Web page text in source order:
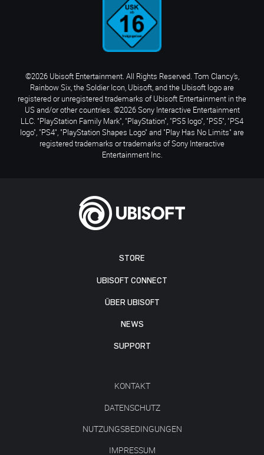
STORE
UBISOFT CONNECT
ÜBER UBISOFT
NEWS
SUPPORT
KONTAKT
DATENSCHUTZ
NUTZUNGSBEDINGUNGEN
IMPRESSUM
©2026 Ubisoft Entertainment. All Rights Reserved. Tom Clancy’s,
Rainbow Six, the Soldier Icon, Ubisoft, and the Ubisoft logo are
registered or unregistered trademarks of Ubisoft Entertainment in the
US and/or other countries. ©2026 Sony Interactive Entertainment
LLC. "PlayStation Family Mark", "PlayStation", "PS5 logo", "PS5", "PS4
logo", "PS4", "PlayStation Shapes Logo" and "Play Has No Limits" are
registered trademarks or trademarks of Sony Interactive
Entertainment Inc.